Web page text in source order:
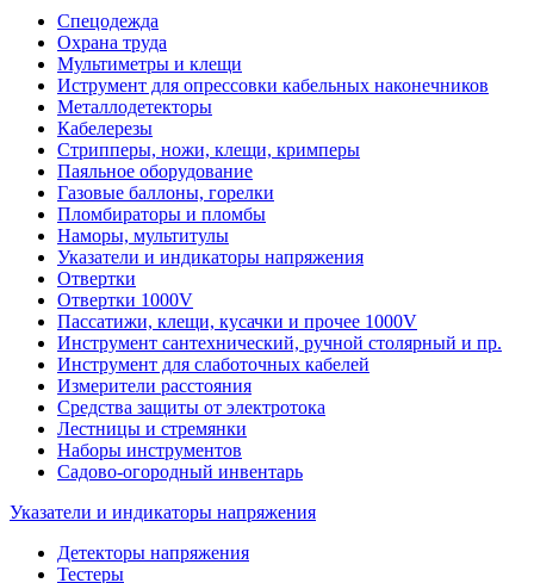
Спецодежда
Охрана труда
Мультиметры и клещи
Иструмент для опрессовки кабельных наконечников
Металлодетекторы
Кабелерезы
Стрипперы, ножи, клещи, кримперы
Паяльное оборудование
Газовые баллоны, горелки
Пломбираторы и пломбы
Наморы, мультитулы
Указатели и индикаторы напряжения
Отвертки
Отвертки 1000V
Пассатижи, клещи, кусачки и прочее 1000V
Инструмент сантехнический, ручной столярный и пр.
Инструмент для слаботочных кабелей
Измерители расстояния
Средства защиты от электротока
Лестницы и стремянки
Наборы инструментов
Садово-огородный инвентарь
Указатели и индикаторы напряжения
Детекторы напряжения
Тестеры